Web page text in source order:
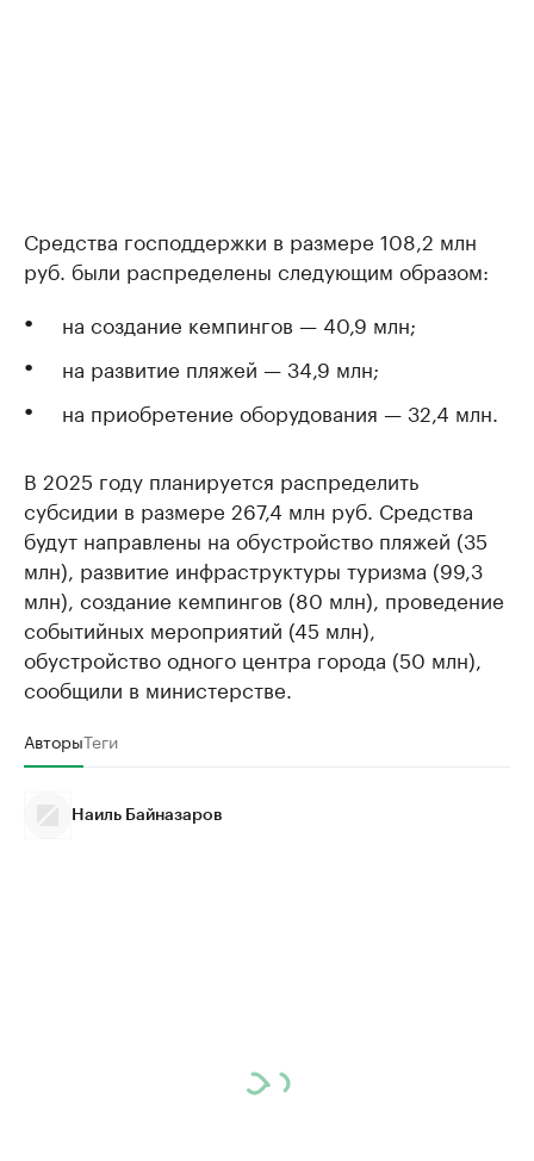
Средства господдержки в размере 108,2 млн
руб. были распределены следующим образом:
на создание кемпингов — 40,9 млн;
на развитие пляжей — 34,9 млн;
на приобретение оборудования — 32,4 млн.
В 2025 году планируется распределить
субсидии в размере 267,4 млн руб. Средства
будут направлены на обустройство пляжей (35
млн), развитие инфраструктуры туризма (99,3
млн), создание кемпингов (80 млн), проведение
событийных мероприятий (45 млн),
обустройство одного центра города (50 млн),
сообщили в министерстве.
АвторыТеги
Наиль Байназаров